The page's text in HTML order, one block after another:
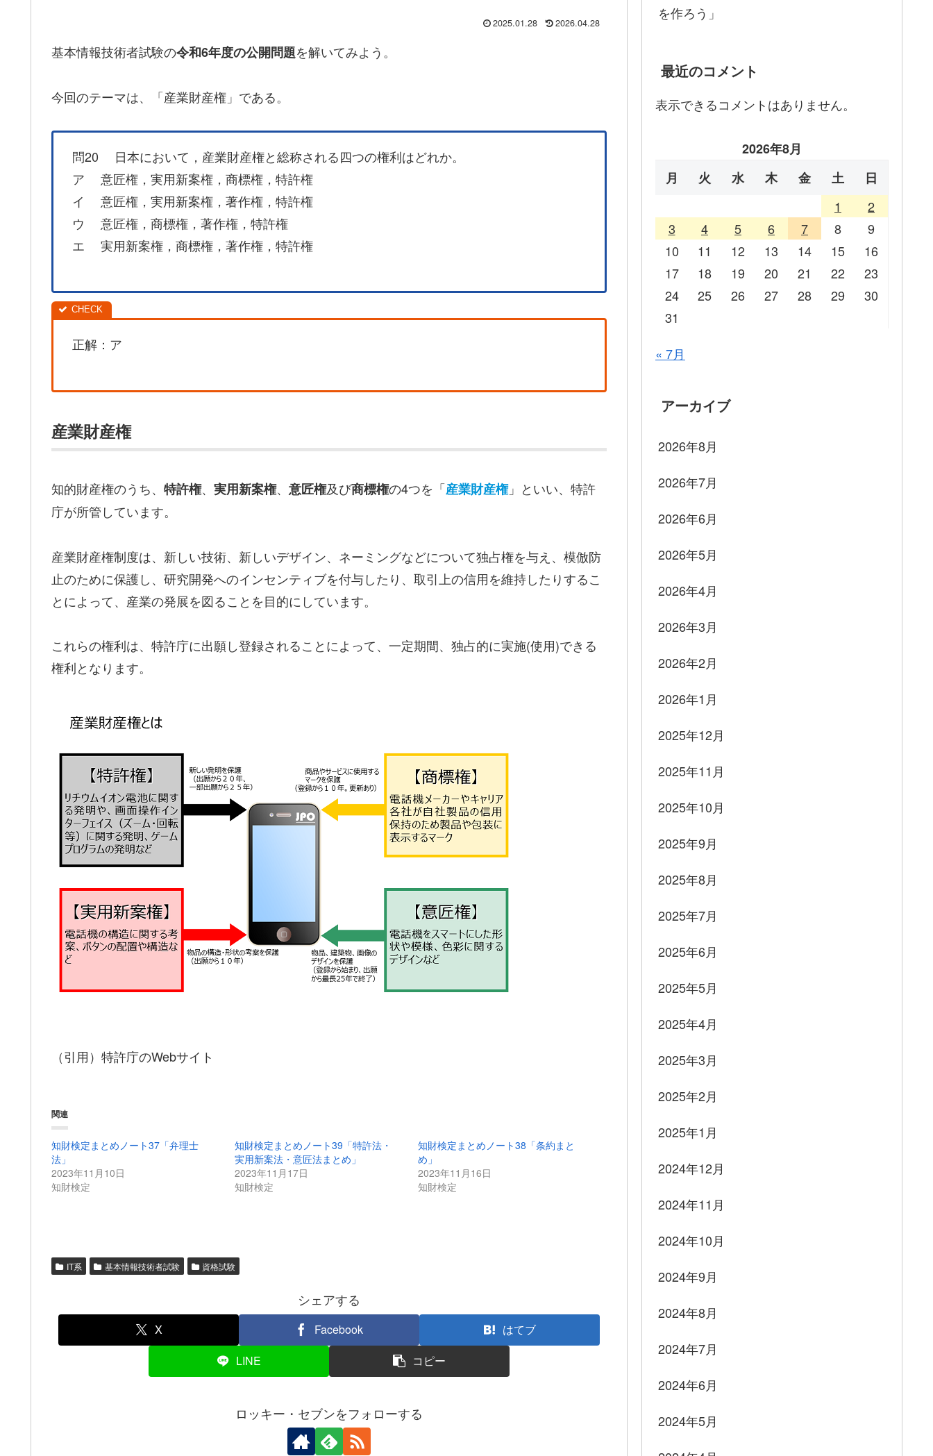
2025.01.28 2026.04.28
基本情報技術者試験の令和6年度の公開問題を解いてみよう。
今回のテーマは、「産業財産権」である。
問20 日本において，産業財産権と総称される四つの権利はどれか。
ア 意匠権，実用新案権，商標権，特許権
イ 意匠権，実用新案権，著作権，特許権
ウ 意匠権，商標権，著作権，特許権
エ 実用新案権，商標権，著作権，特許権
正解：ア
産業財産権
知的財産権のうち、 特許権、 実用新案権、 意匠権及び商標権の4つを「産業財産権」といい、特許
庁が所管しています。
産業財産権制度は、新しい技術、新しいデザイン、ネーミングなどについて独占権を与え、模倣防
止のために保護し、研究開発へのインセンティブを付与したり、取引上の信用を維持したりするこ
とによって、産業の発展を図ることを目的にしています。
これらの権利は、特許庁に出願し登録されることによって、一定期間、独占的に実施(使用)できる
権利となります。
（引用）特許庁のWebサイト
関連
知財検定まとめノート37「弁理士
法」
2023年11月10日
知財検定
知財検定まとめノート39「特許法・
実用新案法・意匠法まとめ」
2023年11月17日
知財検定
知財検定まとめノート38「条約まと
め」
2023年11月16日
知財検定
IT系 基本情報技術者試験 資格試験
シェアする
X Facebook
はてブ
LINE
コピー
ロッキー・セブンをフォローする
を作ろう」
最近のコメント
表示できるコメントはありません。
2026年8月
月
火 水 木 金 土
日
1
2
3
4 5 6 7 8
9
10
11 12 13 14 15
16
17
18 19 20 21 22
23
24
25 26 27 28 29
30
31
« 7月
アーカイブ
2026年8月
2026年7月
2026年6月
2026年5月
2026年4月
2026年3月
2026年2月
2026年1月
2025年12月
2025年11月
2025年10月
2025年9月
2025年8月
2025年7月
2025年6月
2025年5月
2025年4月
2025年3月
2025年2月
2025年1月
2024年12月
2024年11月
2024年10月
2024年9月
2024年8月
2024年7月
2024年6月
2024年5月